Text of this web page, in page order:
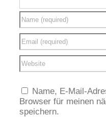
Name, E-Mail-
Browser für meinen
speichern.